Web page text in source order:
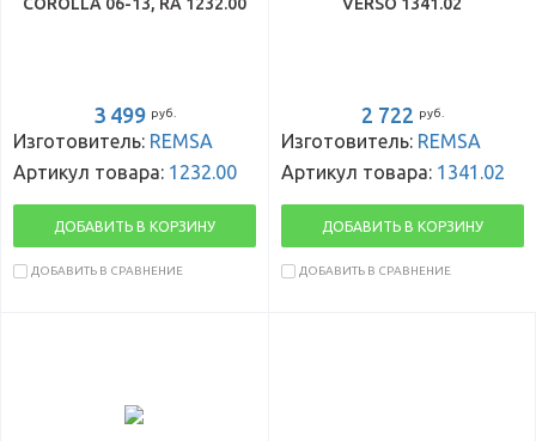
3 499 руб.
Изготовитель: REMSA
Артикул товара: 1232.00
ДОБАВИТЬ В КОРЗИНУ
ДОБАВИТЬ В СРАВНЕНИЕ
2 722 руб.
Изготовитель: REMSA
Артикул товара: 1341.02
ДОБАВИТЬ В КОРЗИНУ
ДОБАВИТЬ В СРАВНЕНИЕ